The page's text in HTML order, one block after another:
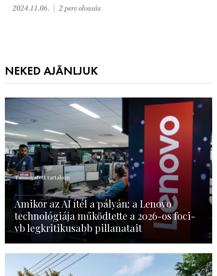
2024.11.06. 2 perc olvasás
NEKED AJÁNLJUK
Támogatott tartalom
Amikor az AI ítél a pályán: a Lenovo
technológiája működtette a 2026-os foci-
vb legkritikusabb pillanatait